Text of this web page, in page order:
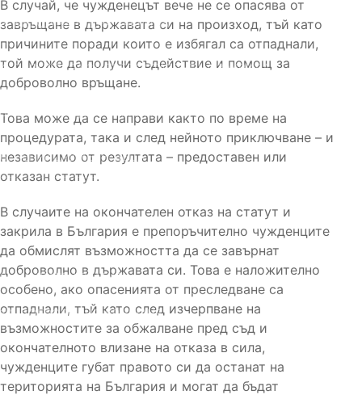
3. МЕЖДУНАРОДНА ЗАКРИЛА
4. ПРОЦЕДУРА ЗА ПРЕДОСТАВЯНЕ НА ЗАКРИЛА
5. ДРУГИ ВИДОВЕ ЗАКРИЛА В БЪЛГАРИЯ
6. НЕПРИДРУЖЕНИ ДЕЦА
8. СЪБИРАНЕ НА СЕМЕЙСТВО
9. МАНДАТЕН СТАТУТ
10. ДОБРОВОЛНО ВРЪЩАНЕ
В случай, че чужденецът вече не се опасява от
завръщане в държавата си на произход, тъй като
причините поради които е избягал са отпаднали,
той може да получи съдействие и помощ за
доброволно връщане.
Това може да се направи както по време на
процедурата, така и след нейното приключване – и
независимо от резултата – предоставен или
отказан статут.
В случаите на окончателен отказ на статут и
закрила в България е препоръчително чужденците
да обмислят възможността да се завърнат
доброволно в държавата си. Това е наложително
особено, ако опасенията от преследване са
отпаднали, тъй като след изчерпване на
възможностите за обжалване пред съд и
окончателното влизане на отказа в сила,
чужденците губат правото си да останат на
територията на България и могат да бъдат